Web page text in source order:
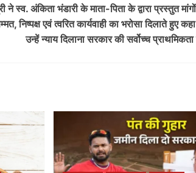
ने स्व. अंकिता भंडारी के माता-पिता के द्वारा प्रस्तुत
निष्पक्ष एवं त्वरित कार्यवाही का भरोसा दिलाते हुए
उन्हें न्याय दिलाना सरकार की सर्वोच्च